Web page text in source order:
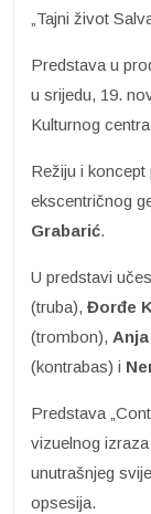
„Tajni život
Predstava u
u srijedu, 19.
Kulturnog
Režiju i koncept
ekscentričnog
Grabarić.
U predstavi
(truba), Đorđe
(trombon),
(kontrabas) i
Predstava
vizuelnog
unutrašnjeg
opsesija.